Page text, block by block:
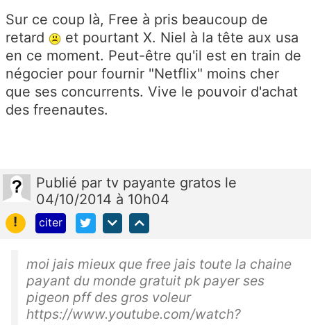
Sur ce coup là, Free à pris beaucoup de
retard
et pourtant X. Niel à la tête aux usa
en ce moment. Peut-être qu'il est en train de
négocier pour fournir "Netflix" moins cher
que ses concurrents. Vive le pouvoir d'achat
des freenautes.
Publié par tv payante gratos le
04/10/2014 à 10h04
!
citer
moi jais mieux que free jais toute la chaine
payant du monde gratuit pk payer ses
pigeon pff des gros voleur
https://www.youtube.com/watch?